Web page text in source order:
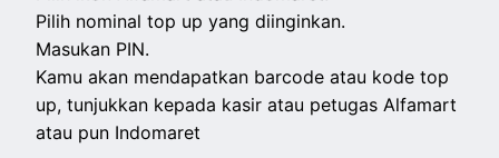
Pilih nominal top up yang diinginkan.
Masukan PIN.
Kamu akan mendapatkan barcode atau kode top
up, tunjukkan kepada kasir atau petugas Alfamart
atau pun Indomaret